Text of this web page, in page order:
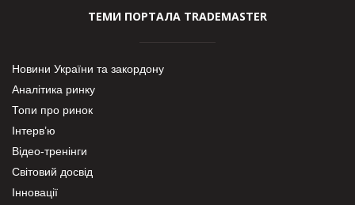
ТЕМИ ПОРТАЛА TRADEMASTER
Новини України та закордону
Аналітика ринку
Топи про ринок
Інтерв’ю
Відео-тренінги
Світовий досвід
Інновації